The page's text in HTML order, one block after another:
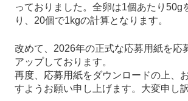
っておりました。全卵は1個あたり50g
り、20個で1kgの計算となります。
改めて、2026年の正式な応募用紙を応
アップしております。
再度、応募用紙をダウンロードの上、
すようお願い申し上げます。大変申し